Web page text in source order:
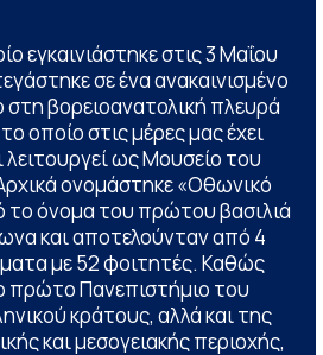
εγκαινιάστηκε στις 3 Μαΐου
σε ένα ανακαινισμένο
βορειοανατολική πλευρά
οποίο στις μέρες μας έχει
λειτουργεί ως Μουσείο του
ονομάστηκε «Οθωνικό
το όνομα του πρώτου βασιλιά
και αποτελούνταν από 4
με 52 φοιτητές. Καθώς
πρώτο Πανεπιστήμιο του
κράτους, αλλά και της
και μεσογειακής περιοχής,